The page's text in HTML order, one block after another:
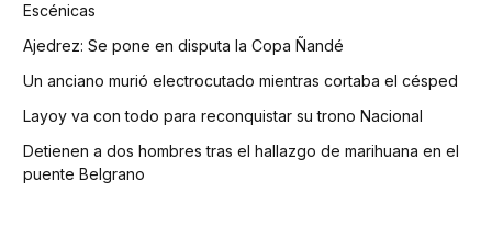
Escénicas
Ajedrez: Se pone en disputa la Copa Ñandé
Un anciano murió electrocutado mientras cortaba el césped
Layoy va con todo para reconquistar su trono Nacional
Detienen a dos hombres tras el hallazgo de marihuana en el
puente Belgrano